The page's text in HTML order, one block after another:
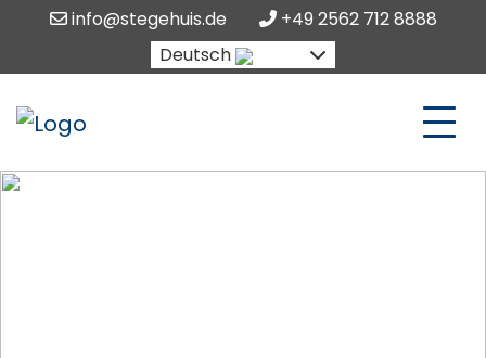
info@stegehuis.de
+49 2562 712 8888
Deutsch